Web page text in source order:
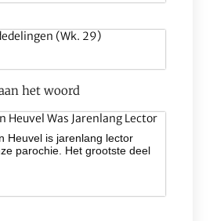
(wk. 29)
het woord
Heuvel Was Jarenlang Lector
Heuvel is jarenlang lector
parochie. Het grootste deel